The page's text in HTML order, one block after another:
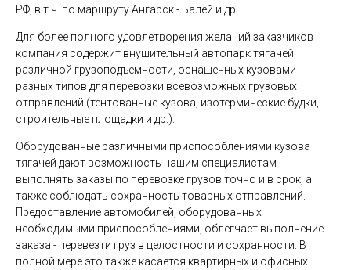
РФ, в т.ч. по маршруту Ангарск - Балей и др.
Для более полного удовлетворения желаний заказчиков
компания содержит внушительный автопарк тягачей
различной грузоподъемности, оснащенных кузовами
разных типов для перевозки всевозможных грузовых
отправлений (тентованные кузова, изотермические будки,
строительные площадки и др.).
Оборудованные различными приспособлениями кузова
тягачей дают возможность нашим специалистам
выполнять заказы по перевозке грузов точно и в срок, а
также соблюдать сохранность товарных отправлений.
Предоставление автомобилей, оборудованных
необходимыми приспособлениями, облегчает выполнение
заказа - перевезти груз в целостности и сохранности. В
полной мере это также касается квартирных и офисных